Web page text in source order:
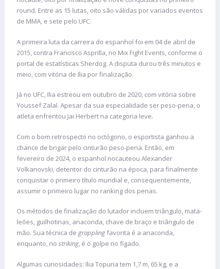
round. Entre as 15 lutas, oito são válidas por variados eventos
de MMA, e sete pelo UFC.
A primeira luta da carreira do espanhol foi em 04 de abril de
2015, contra Francisco Asprilla, no Mix Fight Events, conforme o
portal de estatísticas Sherdog. A disputa durou três minutos e
meio, com vitória de Ilia por finalização.
Já no UFC, Ilia estreou em outubro de 2020, com vitória sobre
Youssef Zalal. Apesar da sua especialidade ser peso-pena, o
atleta enfrentou Jai Herbert na categoria leve.
Com o bom retrospecto no octógono, o esportista ganhou a
chance de brigar pelo cinturão peso-pena. Então, em
fevereiro de 2024, o espanhol nocauteou Alexander
Volkanovski, detentor do cinturão na época, para finalmente
conquistar o primeiro título mundial e, consequentemente,
assumir o primeiro lugar no ranking dos penas.
Os métodos de finalização do lutador incluem triângulo, mata-
leões, guilhotinas, anaconda, chave de braço e triângulo de
mão. Sua técnica de grapplingfavorita é a anaconda,
enquanto, no striking, é o golpe no fígado.
Algumas curiosidades: Ilia Topuria tem 1,7 m, 65 kg, e a